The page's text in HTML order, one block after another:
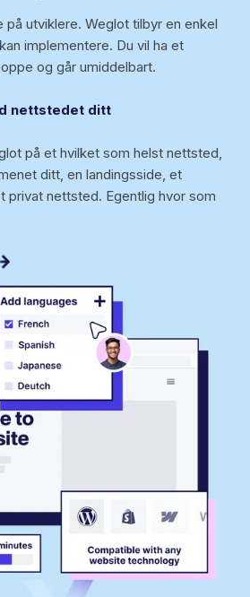
på utviklere. Weglot tilbyr en enkel
implementere. Du vil ha et
og går umiddelbart.
nettstedet ditt
på et hvilket som helst nettsted,
ditt, en landingsside, et
privat nettsted. Egentlig hvor som